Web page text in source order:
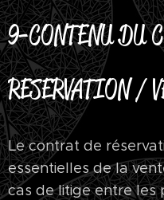
9-CONTENU DU
RESERVATION /
Le contrat de
essentielles de la
cas de litige entre les